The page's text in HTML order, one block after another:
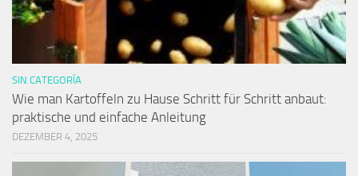
SIN CATEGORÍA
Wie man Kartoffeln zu Hause Schritt für Schritt anbaut:
praktische und einfache Anleitung
DEZEMBER 4, 2025